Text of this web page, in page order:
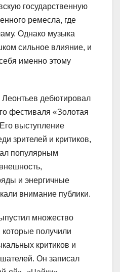
государственную
ремесла, где
Однако музыка
сильное влияние, и
именно этому
дебютировал
фестиваля «Золотая
выступление
зрителей и критиков,
популярным
и энергичные
внимание публики.
множество
получили
критиков и
Он записал